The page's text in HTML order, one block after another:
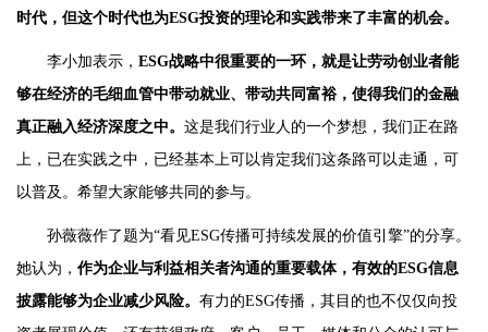
时代，但这个时代也为ESG投资的理论和实践带来了丰富的机会。
李小加表示， ESG战略中很重要的一环，就是让劳动创业者能
够在经济的毛细血管中带动就业、带动共同富裕，使得我们的金融
真正融入经济深度之中。 这是我们行业人的一个梦想，我们正在路
上，已在实践之中，已经基本上可以肯定我们这条路可以走通，可
以普及。希望大家能够共同的参与。
孙薇薇作了题为“看见ESG传播可持续发展的价值引擎”的分享。
她认为， 作为企业与利益相关者沟通的重要载体，有效的ESG信息
披露能够为企业减少风险。 有力的ESG传播，其目的也不仅仅向投